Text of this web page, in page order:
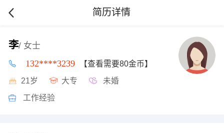
简历详情
李/ 女士
132****3239 【查看需要80金币】
21岁 大专 未婚
工作经验